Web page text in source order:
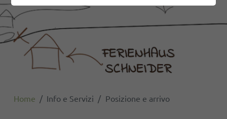
Home Info e Servizi Posizione e arrivo